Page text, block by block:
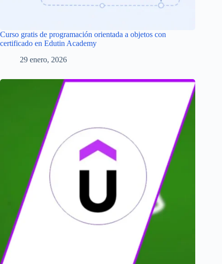
Curso gratis de programación orientada a objetos con
certificado en Edutin Academy
29 enero, 2026